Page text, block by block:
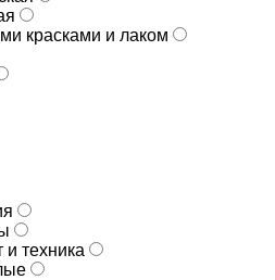
красками и лаком
и техника